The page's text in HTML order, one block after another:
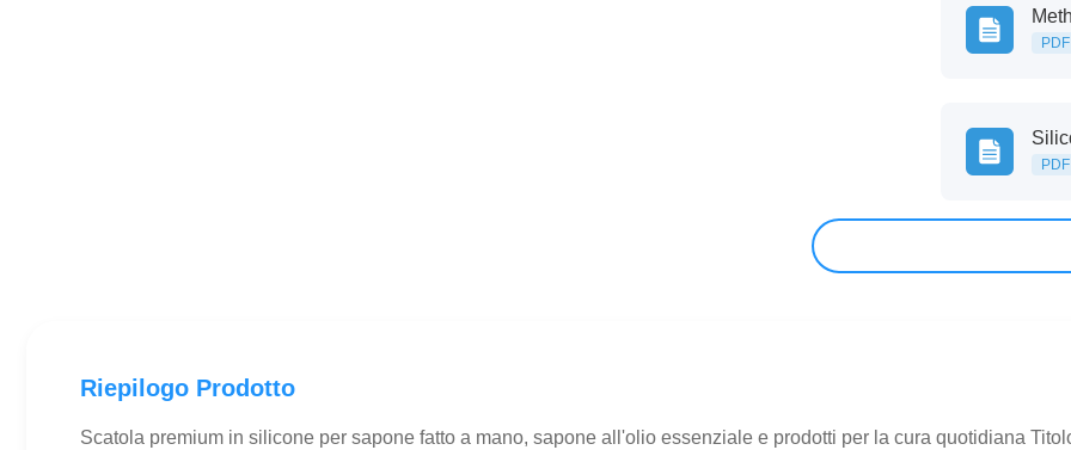
PDF
PDF
Riepilogo Prodotto
Scatola premium in silicone per sapone fatto a mano, sapone all'olio essenziale e prodotti per la cura quotidiana